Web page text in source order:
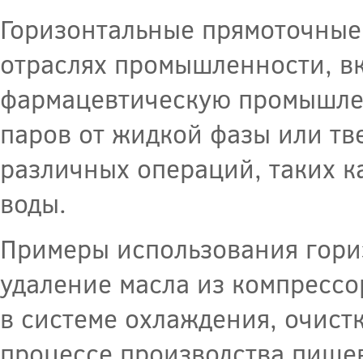
Горизонтальные
отраслях промышленности,
фармацевтическую
паров от жидкой фазы или
различных операций, таких
воды.
Примеры использования
удаление масла из
в системе охлаждения,